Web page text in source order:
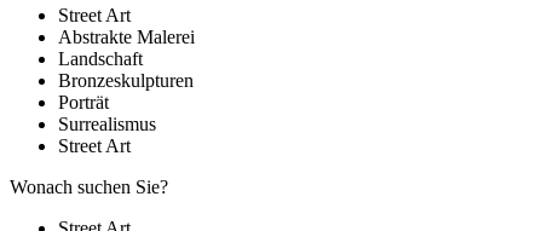
Street Art
Abstrakte Malerei
Landschaft
Bronzeskulpturen
Porträt
Surrealismus
Street Art
Wonach suchen Sie?